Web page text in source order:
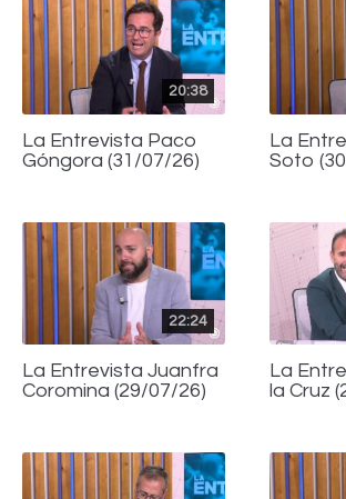
20:38
La Entrevista Paco
Góngora (31/07/26)
La
Soto
22:24
La Entrevista Juanfra
Coromina (29/07/26)
La
la Cruz